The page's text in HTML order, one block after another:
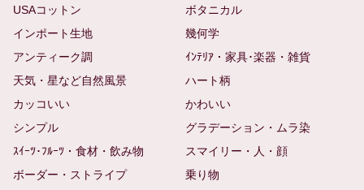
USAコットン
ボタニカル
インポート生地
幾何学
アンティーク調
ｲﾝﾃﾘｱ・家具･楽器・雑貨
天気・星など自然風景
ハート柄
カッコいい
かわいい
シンプル
グラデーション・ムラ染
ｽｲｰﾂ･ﾌﾙｰﾂ・食材・飲み物
スマイリー・人・顔
ボーダー・ストライプ
乗り物